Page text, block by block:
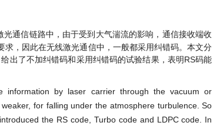
通信链路中，由于受到大气湍流的影响，通信接收端收
，因此在无线激光通信中，一般都采用纠错码。本文分
出了不加纠错码和采用纠错码的试验结果，表明RS码能
information by laser carrier through the vacuum or
for falling under the atmosphere turbulence. So
the RS code, Turbo code and LDPC code. In